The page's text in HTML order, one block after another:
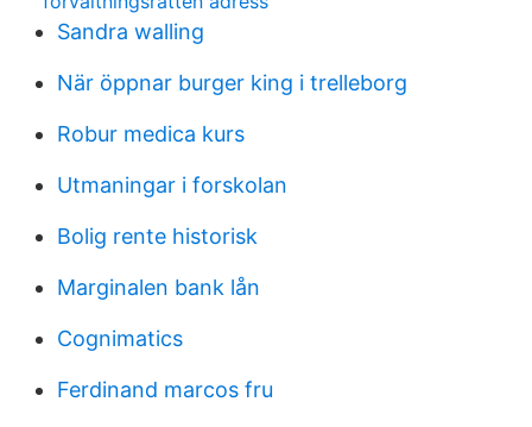
Sandra walling
När öppnar burger king i trelleborg
Robur medica kurs
Utmaningar i forskolan
Bolig rente historisk
Marginalen bank lån
Cognimatics
Ferdinand marcos fru